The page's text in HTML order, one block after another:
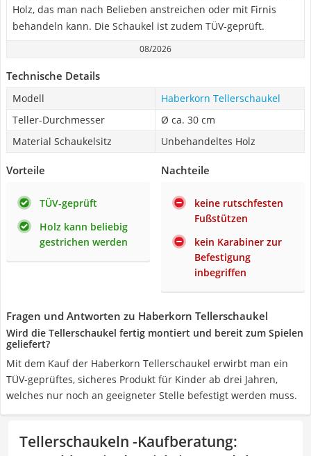
Holz, das man nach Belieben anstreichen oder mit Firnis
behandeln kann. Die Schaukel ist zudem TÜV-geprüft.
08/2026
Technische Details
Modell
Haberkorn Tellerschaukel
Teller-Durchmesser
Ø ca. 30 cm
Material Schaukelsitz
Unbehandeltes Holz
Vorteile
TÜV-geprüft
Holz kann beliebig
gestrichen werden
Nachteile
keine rutschfesten
Fußstützen
kein Karabiner zur
Befestigung
inbegriffen
Fragen und Antworten zu Haberkorn Tellerschaukel
Wird die Tellerschaukel fertig montiert und bereit zum Spielen
geliefert?
Mit dem Kauf der Haberkorn Tellerschaukel erwirbt man ein
TÜV-geprüftes, sicheres Produkt für Kinder ab drei Jahren,
welches nur noch an geeigneter Stelle befestigt werden muss.
Tellerschaukeln -Kaufberatung: